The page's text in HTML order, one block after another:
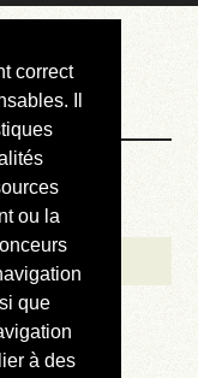
correct
Il
ou la
que
à des